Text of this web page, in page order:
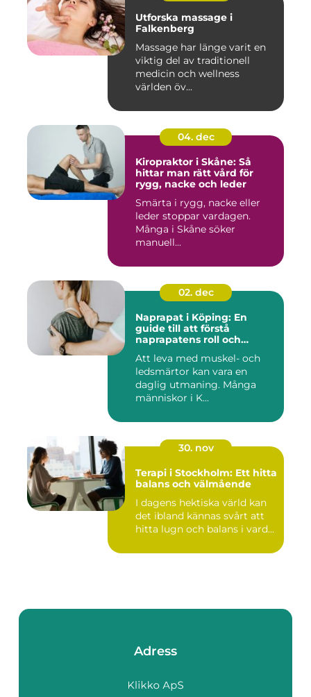
Utforska massage i
Falkenberg
Massage har länge varit en
viktig del av traditionell
medicin och wellness
världen öv...
04. dec
Kiropraktor i Skåne: Så
hittar man rätt vård för
rygg, nacke och leder
Smärta i rygg, nacke eller
leder stoppar vardagen.
Många i Skåne söker
manuell...
02. dec
Naprapat i Köping: En
guide till att förstå
naprapatens roll och
Att leva med muskel- och
ledsmärtor kan vara en
daglig utmaning. Många
människor i K...
30. nov
Terapi i Stockholm: Ett hitta
balans och välmående
I dagens hektiska värld kan
det ibland kännas svårt att
hitta lugn och balans i vard...
Adress